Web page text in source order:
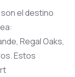
son el destino
Regal Oaks,
Estos